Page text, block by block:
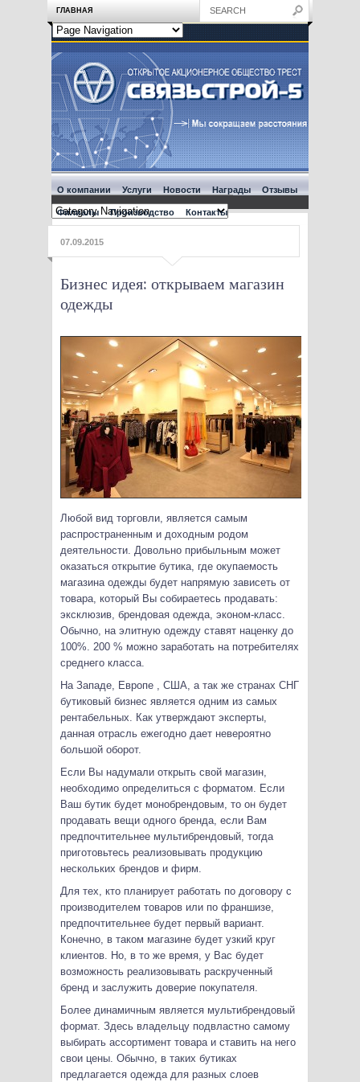
ГЛАВНАЯ
О компании Услуги Новости Награды Отзывы
Филиалы Производство Контакты
07.09.2015
Бизнес идея: открываем магазин
одежды
Любой вид торговли, является самым
распространенным и доходным родом
деятельности. Довольно прибыльным может
оказаться открытие бутика, где окупаемость
магазина одежды будет напрямую зависеть от
товара, который Вы собираетесь продавать:
эксклюзив, брендовая одежда, эконом-класс.
Обычно, на элитную одежду ставят наценку до
100%. 200 % можно заработать на потребителях
среднего класса.
На Западе, Европе , США, а так же странах СНГ
бутиковый бизнес является одним из самых
рентабельных. Как утверждают эксперты,
данная отрасль ежегодно дает невероятно
большой оборот.
Если Вы надумали открыть свой магазин,
необходимо определиться с форматом. Если
Ваш бутик будет монобрендовым, то он будет
продавать вещи одного бренда, если Вам
предпочтительнее мультибрендовый, тогда
приготовьтесь реализовывать продукцию
нескольких брендов и фирм.
Для тех, кто планирует работать по договору с
производителем товаров или по франшизе,
предпочтительнее будет первый вариант.
Конечно, в таком магазине будет узкий круг
клиентов. Но, в то же время, у Вас будет
возможность реализовывать раскрученный
бренд и заслужить доверие покупателя.
Более динамичным является мультибрендовый
формат. Здесь владельцу подвластно самому
выбирать ассортимент товара и ставить на него
свои цены. Обычно, в таких бутиках
предлагается одежда для разных слоев